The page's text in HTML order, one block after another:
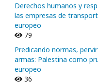
Derechos humanos y
las empresas de
europeo
79
Predicando normas,
armas: Palestina como
europeo
36